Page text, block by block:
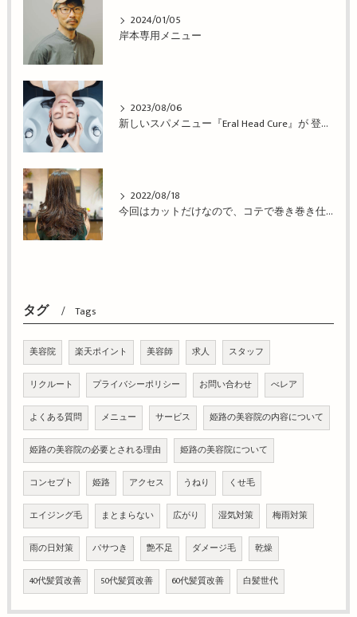
2024/01/05
岸本専用メニュー
2023/08/06
新しいスパメニュー『Eral Head Cure』が 登場！姫路市の美容院BEREA(ベレア)はお客様のキレイを叶える美容室／ヘアサロン
2022/08/18
今回はカットだけなので、コテで巻き巻き仕上げ！姫路市の美容院BEREA(ベレア)はお客様のキレイを叶える美容室／ヘアサロン
タグ Tags
美容院 楽天ポイント 美容師 求人 スタッフ
リクルート プライバシーポリシー お問い合わせ べレア
よくある質問 メニュー サービス 姫路の美容院の内容について
姫路の美容院の必要とされる理由 姫路の美容院について
コンセプト 姫路 アクセス うねり くせ毛
エイジング毛 まとまらない 広がり 湿気対策 梅雨対策
雨の日対策 パサつき 艶不足 ダメージ毛 乾燥
40代髪質改善 50代髪質改善 60代髪質改善 白髪世代